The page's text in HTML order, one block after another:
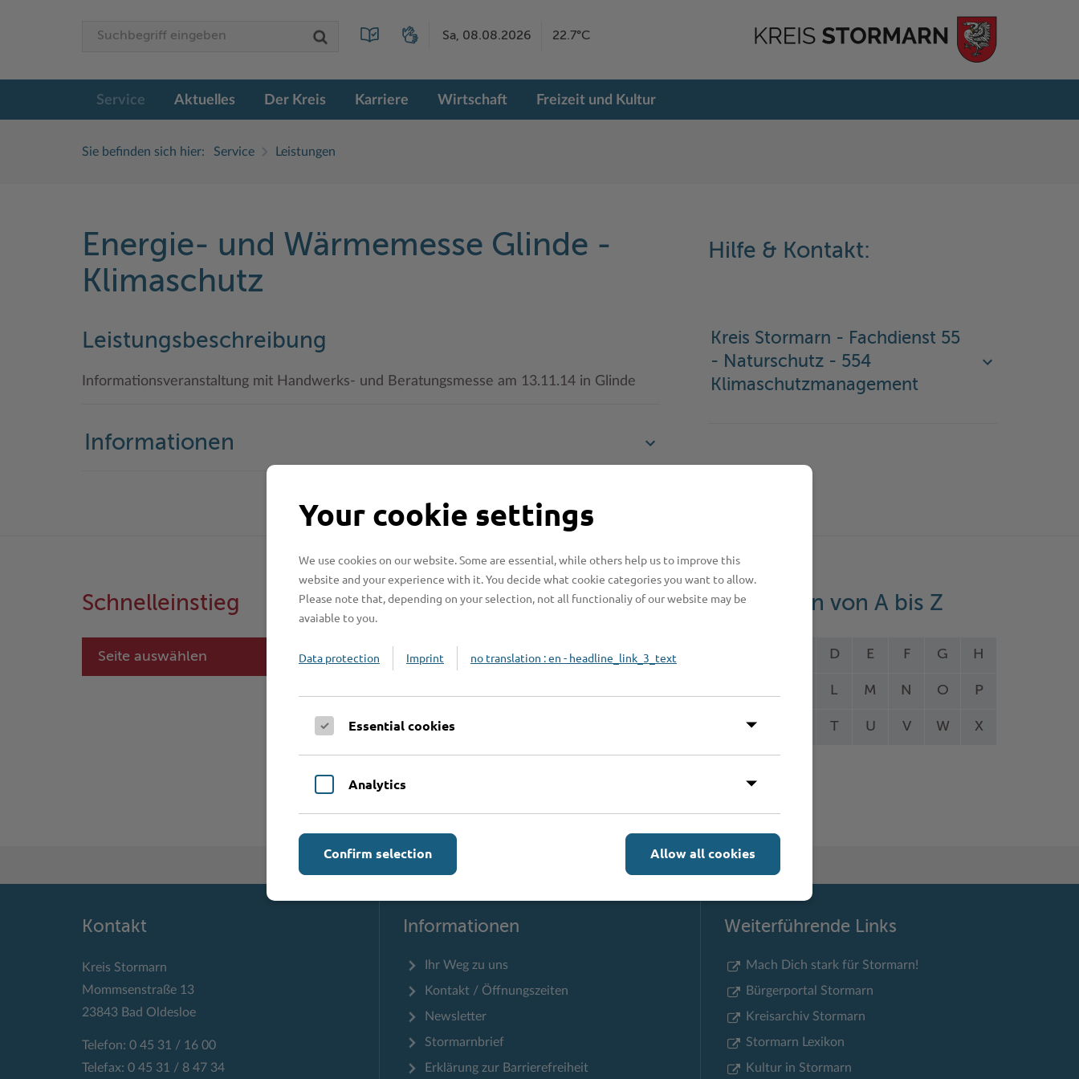
Sa, 08.08.2026 22.7°C
Service Aktuelles Der Kreis Karriere Wirtschaft Freizeit und Kultur
Sie befinden sich hier: Service Leistungen
Energie- und Wärmemesse Glinde -
Klimaschutz
Leistungsbeschreibung
Informationsveranstaltung mit Handwerks- und Beratungsmesse am 13.11.14 in Glinde
Informationen
Hilfe & Kontakt:
Kreis Stormarn - Fachdienst 55
- Naturschutz - 554
Klimaschutzmanagement
Schnelleinstieg
Seite auswählen
Online-Services Leistungen von A bis Z
D E F G H
L M N O P
T U V W X
Kontakt
Kreis Stormarn
Mommsenstraße 13
23843 Bad Oldesloe
Telefon: 0 45 31 / 16 00
Telefax: 0 45 31 / 8 47 34
Informationen
Ihr Weg zu uns
Kontakt / Öffnungszeiten
Newsletter
Stormarnbrief
Erklärung zur Barrierefreiheit
Weiterführende Links
Mach Dich stark für Stormarn!
Bürgerportal Stormarn
Kreisarchiv Stormarn
Stormarn Lexikon
Kultur in Stormarn
Your cookie settings
We use cookies on our website. Some are essential, while others help us to improve this
website and your experience with it. You decide what cookie categories you want to allow.
Please note that, depending on your selection, not all functionaliy of our website may be
avaiable to you.
Data protection Imprint no translation : en - headline_link_3_text
Essential cookies
Analytics
Allow all cookies
Confirm selection